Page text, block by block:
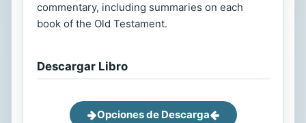
commentary, including summaries on each
book of the Old Testament.
Descargar Libro
Opciones de Descarga